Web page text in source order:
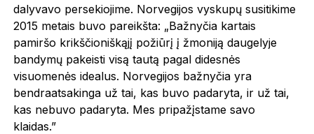
dalyvavo persekiojime. Norvegijos vyskupų susitikime
2015 metais buvo pareikšta: „Bažnyčia kartais
pamiršo krikščioniškąjį požiūrį į žmoniją daugelyje
bandymų pakeisti visą tautą pagal didesnės
visuomenės idealus. Norvegijos bažnyčia yra
bendraatsakinga už tai, kas buvo padaryta, ir už tai,
kas nebuvo padaryta. Mes pripažįstame savo
klaidas.”